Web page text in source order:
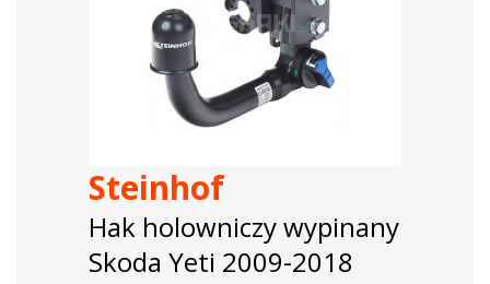
Steinhof
Hak holowniczy wypinany
Skoda Yeti 2009-2018